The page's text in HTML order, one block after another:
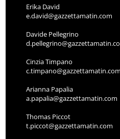
Erika David
e.david@gazzettamatin.com
Davide Pellegrino
Cinzia Timpano
c.timpano@gazzettamatin.com
Arianna Papalia
a.papalia@gazzettamatin.com
Thomas Piccot
t.piccot@gazzettamatin.com